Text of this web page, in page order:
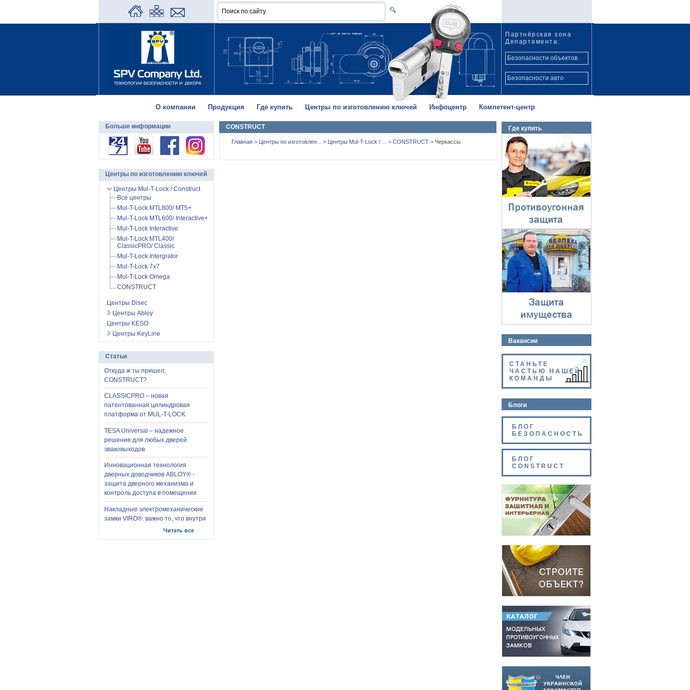
Партнёрская зона
Департамента:
Безопасности объектов
Безопасности авто
О компании Продукция Где купить Центры по изготовлению ключей Инфоцентр Компетент-центр
CONSTRUCT
Главная > Центры по изготовлен... > Центры Mul-T-Lock / ... > CONSTRUCT > Черкассы
Где купить
Противоугонная
защита
⇓
Защита имущества
⇓
Вакансии
СТАНЬТЕ
ЧАСТЬЮ НАШЕЙ
КОМАНДЫ
Блоги
БЛОГ
БЕЗОПАСНОСТЬ
БЛОГ
CONSTRUCT
Больше информации
Центры по изготовлению ключей
Центры Mul-T-Lock / Construct
Все центры
Mul-T-Lock MTL800/ MT5+
Mul-T-Lock MTL600/ Interactive+
Mul-T-Lock Interactive
Mul-T-Lock MTL400/
ClassicPRO/ Classic
Mul-T-Lock Intergrator
Mul-T-Lock 7x7
Mul-T-Lock Omega
CONSTRUCT
Центры Disec
Центры Abloy
Центры KESO
Центры KeyLine
Статьи
Откуда ж ты пришел,
CONSTRUCT?
CLASSICPRO – новая
патентованная цилиндровая
платформа от MUL-T-LOCK
TESA Universal – надежное
решение для любых дверей
эваковыходов
Инновационная технология
дверных доводчиков ABLOY® -
защита дверного механизма и
контроль доступа в помещения
Накладные электромеханические
замки VIRO®: важно то, что внутри
Читать все